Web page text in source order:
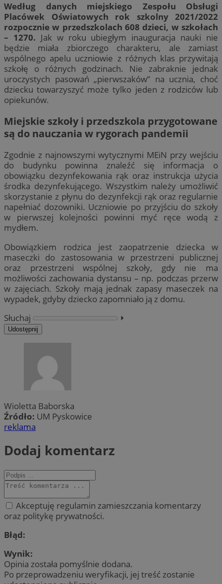
Według danych miejskiego Zespołu Obsługi
Placówek Oświatowych rok szkolny 2021/2022
rozpocznie w przedszkolach 608 dzieci, w szkołach
– 1270. Jak w roku ubiegłym inauguracja nauki nie
będzie miała zbiorczego charakteru, ale zamiast
wspólnego apelu uczniowie z różnych klas przywitają
szkołę o różnych godzinach. Nie zabraknie jednak
uroczystych pasowań „pierwszaków” na ucznia, choć
dziecku towarzyszyć może tylko jeden z rodziców lub
opiekunów.
Miejskie szkoły i przedszkola przygotowane
są do nauczania w rygorach pandemii
Zgodnie z najnowszymi wytycznymi MEiN przy wejściu
do budynku powinna znaleźć się informacja o
obowiązku dezynfekowania rąk oraz instrukcja użycia
środka dezynfekującego. Wszystkim należy umożliwić
skorzystanie z płynu do dezynfekcji rąk oraz regularnie
napełniać dozowniki. Uczniowie po przyjściu do szkoły
w pierwszej kolejności powinni myć ręce wodą z
mydłem.
Obowiązkiem rodzica jest zaopatrzenie dziecka w
maseczki do zastosowania w przestrzeni publicznej
oraz przestrzeni wspólnej szkoły, gdy nie ma
możliwości zachowania dystansu – np. podczas przerw
w zajęciach. Szkoły mają jednak zapasy maseczek na
wypadek, gdyby dziecko zapomniało ją z domu.
Słuchaj
⏵︎
Udostępnij
Wioletta Baborska
Źródło: UM Pyskowice
reklama
Dodaj komentarz
Akceptuję regulamin zamieszczania komentarzy
oraz politykę prywatności.
Błąd:
Wynik:
Opinia została pomyślnie dodana.
Po przeprowadzeniu weryfikacji, jej treść zostanie